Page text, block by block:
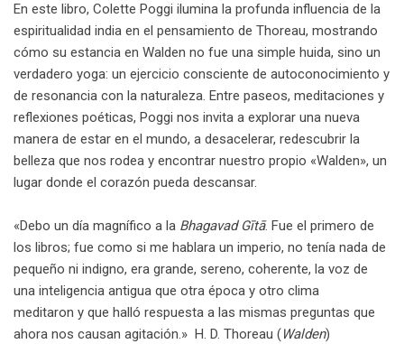
En este libro, Colette Poggi ilumina la profunda influencia de la
espiritualidad india en el pensamiento de Thoreau, mostrando
cómo su estancia en Walden no fue una simple huida, sino un
verdadero yoga: un ejercicio consciente de autoconocimiento y
de resonancia con la naturaleza. Entre paseos, meditaciones y
reflexiones poéticas, Poggi nos invita a explorar una nueva
manera de estar en el mundo, a desacelerar, redescubrir la
belleza que nos rodea y encontrar nuestro propio «Walden», un
lugar donde el corazón pueda descansar.
«Debo un día magnífico a la Bhagavad Gītā. Fue el primero de
los libros; fue como si me hablara un imperio, no tenía nada de
pequeño ni indigno, era grande, sereno, coherente, la voz de
una inteligencia antigua que otra época y otro clima
meditaron y que halló respuesta a las mismas preguntas que
ahora nos causan agitación.» H. D. Thoreau (Walden)